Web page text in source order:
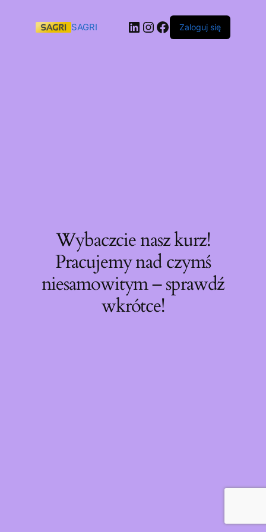
SAGRI Zaloguj się
Wybaczcie nasz kurz!
Pracujemy nad czymś
niesamowitym – sprawdź
wkrótce!